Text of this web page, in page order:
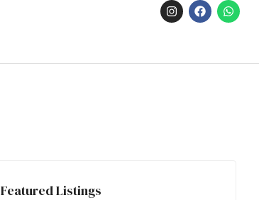
Featured Listings